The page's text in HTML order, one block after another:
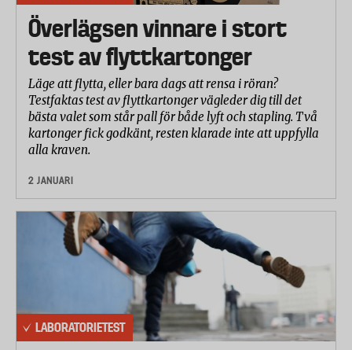
Överlägsen vinnare i stort
test av flyttkartonger
Läge att flytta, eller bara dags att rensa i röran?
Testfaktas test av flyttkartonger vägleder dig till det
bästa valet som står pall för både lyft och stapling. Två
kartonger fick godkänt, resten klarade inte att uppfylla
alla kraven.
2 JANUARI
LABORATORIETEST